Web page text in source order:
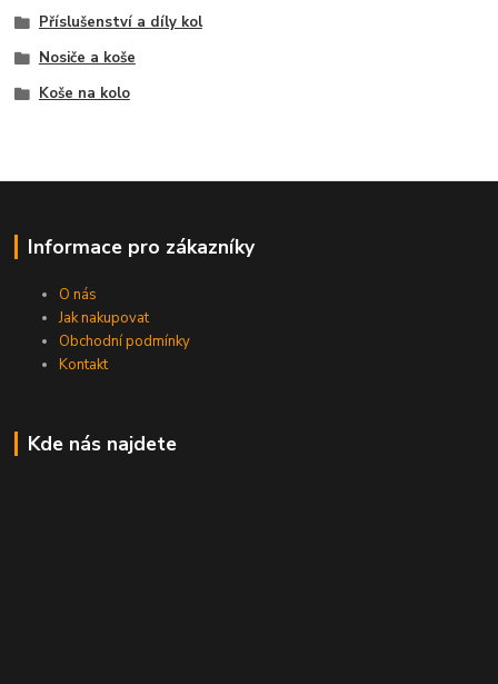
Příslušenství a díly kol
Nosiče a koše
Koše na kolo
Informace pro zákazníky
O nás
Jak nakupovat
Obchodní podmínky
Kontakt
Kde nás najdete